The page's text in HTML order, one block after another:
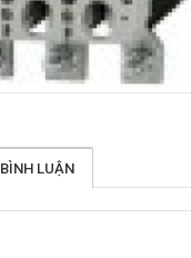
BÌNH LUẬN